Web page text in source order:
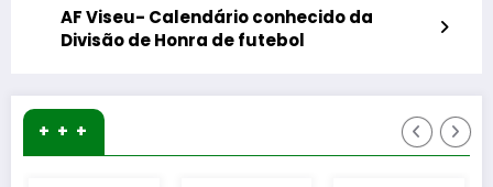
AF Viseu- Calendário conhecido da
Divisão de Honra de futebol
+ + +